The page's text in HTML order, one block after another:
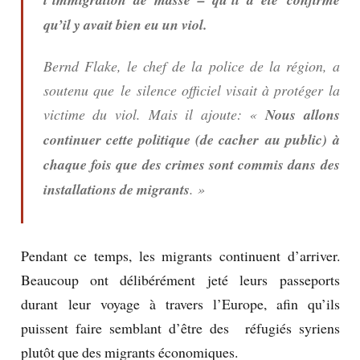
qu’il y avait bien eu un viol.
Bernd Flake, le chef de la police de la région, a
soutenu que le silence officiel visait à protéger la
victime du viol. Mais il ajoute: «Nous allons
continuer cette politique (de cacher au public) à
chaque fois que des crimes sont commis dans des
installations de migrants. »
Pendant ce temps, les migrants continuent d’arriver.
Beaucoup ont délibérément jeté leurs passeports
durant leur voyage à travers l’Europe, afin qu’ils
puissent faire semblant d’être des réfugiés syriens
plutôt que des migrants économiques.